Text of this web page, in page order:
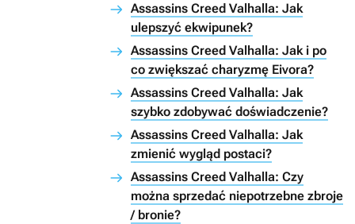
Assassins Creed Valhalla: Jak
ulepszyć ekwipunek?
Assassins Creed Valhalla: Jak i po
co zwiększać charyzmę Eivora?
Assassins Creed Valhalla: Jak
szybko zdobywać doświadczenie?
Assassins Creed Valhalla: Jak
zmienić wygląd postaci?
Assassins Creed Valhalla: Czy
można sprzedać niepotrzebne zbroje
/ bronie?